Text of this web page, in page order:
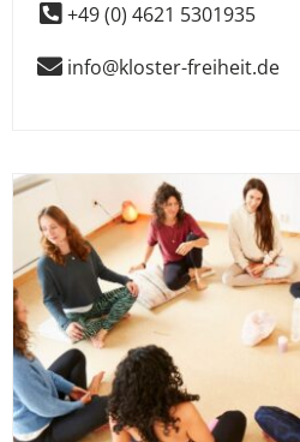
+49 (0) 4621 5301935
info@kloster-freiheit.de